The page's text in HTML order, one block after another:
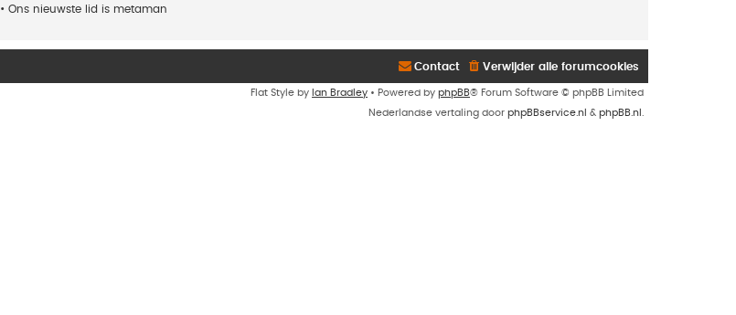
• Ons nieuwste lid is metaman
Verwijder alle forumcookies
Contact
Flat Style by Ian Bradley • Powered by phpBB® Forum Software © phpBB Limited
Nederlandse vertaling door phpBBservice.nl & phpBB.nl